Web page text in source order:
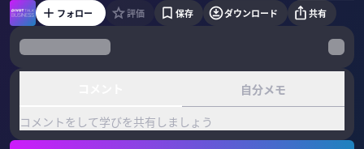
フォロー 評価 保存 ダウンロード 共有
自分メモ
コメントをして学びを共有しましょう